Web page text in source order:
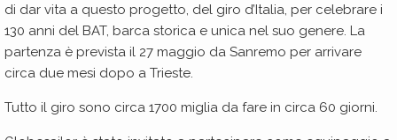
di dar vita a questo progetto, del giro d’Italia, per celebrare i
130 anni del BAT, barca storica e unica nel suo genere. La
partenza è prevista il 27 maggio da Sanremo per arrivare
circa due mesi dopo a Trieste.
Tutto il giro sono circa 1700 miglia da fare in circa 60 giorni.